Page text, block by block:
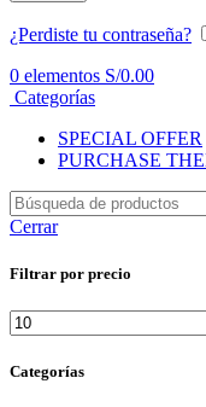
¿Perdiste tu contraseña?
0 elementos S/0.00
Categorías
SPECIAL OFFER
PURCHASE
Cerrar
Filtrar por precio
Min
price
Categorías